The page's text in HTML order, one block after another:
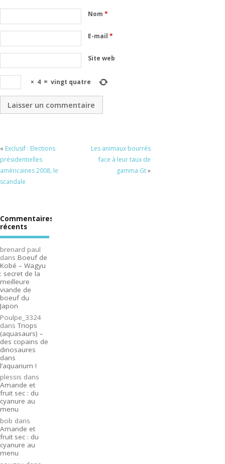
Nom*
E-mail*
Site web
× 4 = vingt quatre
« Exclusif : Elections
présidentielles
américaines 2008, le
scandale
Les animaux bourrés
face à leur taux de
gamma Gt»
Commentaires
récents
brenard paul
dans Boeuf de
Kobé – Wagyu
: secret de la
meilleure
viande de
boeuf du
Japon
Poulpe_3324
dansTriops
(aquasaurs) –
des copains de
dinosaures
dans
l’aquarium !
plessis dans
Amande et
fruit sec : du
cyanure au
menu
bob dans
Amande et
fruit sec : du
cyanure au
menu